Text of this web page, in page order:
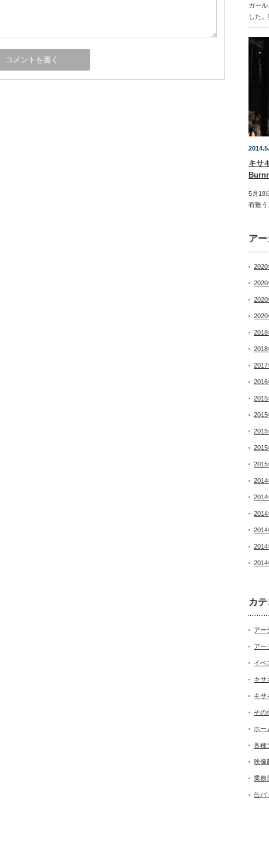
ガー
した
キサ
5月18
有難う
ア
2020
2020
2020
2020
2018
2018
2017
2016
2015
2015
2015
2015
2015
2014
2014
2014
2014
2014
2014
カ
アー
アー
イベ
キサ
キサ
その
ホー
各種
映像
業務
缶バ